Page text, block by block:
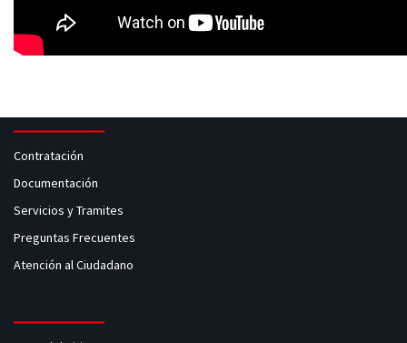
Contratación
Documentación
Servicios y Tramites
Preguntas Frecuentes
Atención al Ciudadano